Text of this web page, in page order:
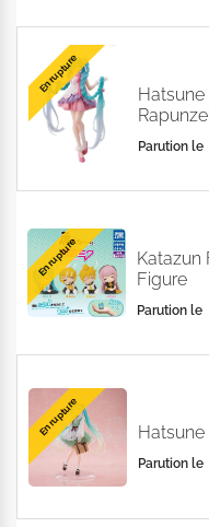
Parution le
En rupture
Katazun
Figure
Parution le
En rupture
Hatsune
Parution le
En rupture